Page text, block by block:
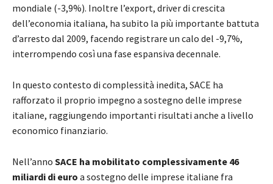
mondiale (-3,9%). Inoltre l’export, driver di crescita
dell’economia italiana, ha subito la più importante battuta
d’arresto dal 2009, facendo registrare un calo del -9,7%,
interrompendo così una fase espansiva decennale.
In questo contesto di complessità inedita, SACE ha
rafforzato il proprio impegno a sostegno delle imprese
italiane, raggiungendo importanti risultati anche a livello
economico finanziario.
Nell’anno SACE ha mobilitato complessivamente 46
miliardi di euro a sostegno delle imprese italiane fra